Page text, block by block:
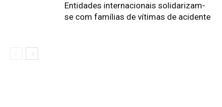
Entidades internacionais solidarizam-
se com famílias de vítimas de acidente